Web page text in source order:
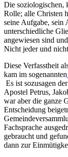
Die soziologischen,
Rolle; alle Christen
seine Aufgabe,
unterschiedliche
angewiesen sind
Nicht jeder und
Diese Verfasstheit
kam im sogenannten
Es ist sozusagen
Apostel Petrus,
war aber die ganze
Entscheidung
Fachsprache
gebraucht und
dann zur